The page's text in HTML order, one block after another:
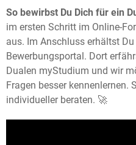
So bewirbst Du Dich für ein
im ersten Schritt im Online-
aus. Im Anschluss erhältst
Bewerbungsportal. Dort
Dualen myStudium und wir
Fragen besser kennenlernen.
individueller beraten. 🚀